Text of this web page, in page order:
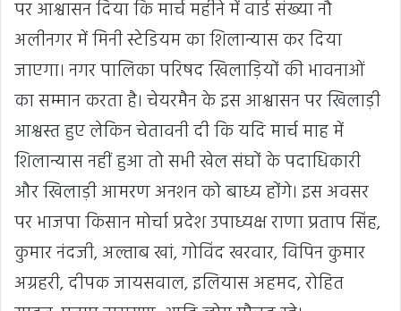
पर आश्वासन दिया कि मार्च महीने में वार्ड संख्या नौ
अलीनगर में मिनी स्टेडियम का शिलान्यास कर दिया
जाएगा। नगर पालिका परिषद खिलाड़ियों की भावनाओं
का सम्मान करता है। चेयरमैन के इस आश्वासन पर खिलाड़ी
आश्वस्त हुए लेकिन चेतावनी दी कि यदि मार्च माह में
शिलान्यास नहीं हुआ तो सभी खेल संघों के पदाधिकारी
और खिलाड़ी आमरण अनशन को बाध्य होंगे। इस अवसर
पर भाजपा किसान मोर्चा प्रदेश उपाध्यक्ष राणा प्रताप सिंह,
कुमार नंदजी, अल्ताब खां, गोविंद खरवार, विपिन कुमार
अग्रहरी, दीपक जायसवाल, इलियास अहमद, रोहित